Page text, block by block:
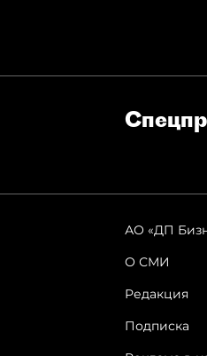
АО «ДП
О СМИ
Редакция
Подписка